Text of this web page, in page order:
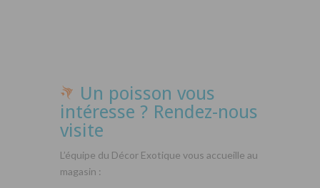
Un poisson vous
intéresse ? Rendez-nous
visite
L’équipe du Décor Exotique vous accueille au
magasin :